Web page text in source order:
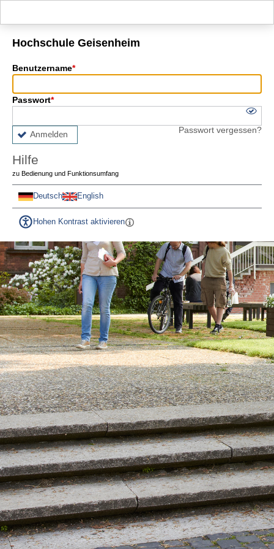
Hauptnavigation
Fußzeile
Hochschule Geisenheim
Benutzername
Passwort
Anmelden Passwort vergessen?
Hilfe
zu Bedienung und Funktionsumfang
Deutsch English
Hohen Kontrast aktivieren